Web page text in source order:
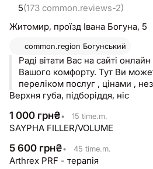
5(173 common.reviews-2)
Житомир, проїзд Івана Богуна, 5
common.region Богунський
Раді вітати Вас на сайті
Вашого комфорту. Тут Ви
переліком послуг , цінами ,
а також здійснити запис до
🩵
Верхня губа, підборіддя, ніс
1 000 грн₴• 15 time.m.
SAYPHA FILLER/VOLUME
5 600 грн₴• 45 time.m.
Arthrex PRF - терапія